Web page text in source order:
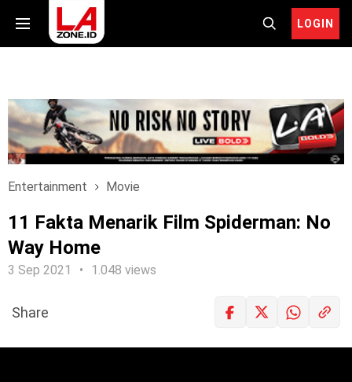
LOGIN
Entertainment Movie
11 Fakta Menarik Film Spiderman: No
Way Home
3 Sep 2021 1.048 views
Share